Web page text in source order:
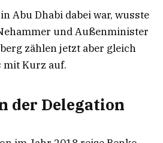
Abu Dhabi dabei war, wusste
und Außenminister
zählen jetzt aber gleich
mit Kurz auf.
der Delegation